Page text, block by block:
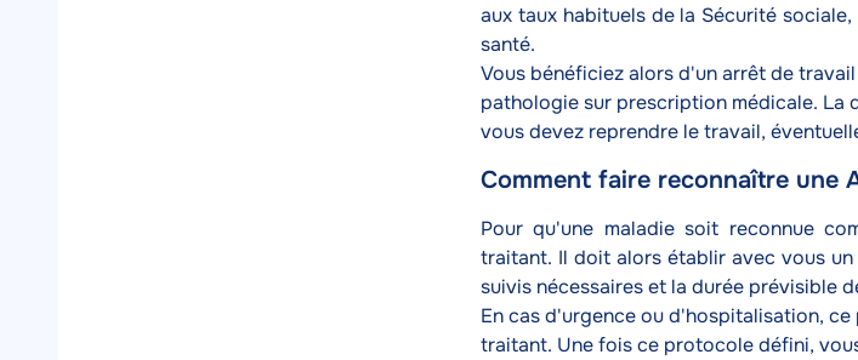
aux taux habituels de la Sécurité
santé.
Vous bénéficiez alors d'un arrêt de
pathologie sur prescription médicale. La
vous devez reprendre le travail,
Comment faire reconnaître une
Texte
Pour qu'une maladie soit reconnue
traitant. Il doit alors établir avec vous
suivis nécessaires et la durée prévisible
En cas d'urgence ou d'hospitalisation,
traitant. Une fois ce protocole défini,